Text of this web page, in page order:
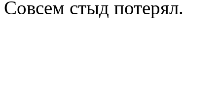
Совсем стыд потерял.